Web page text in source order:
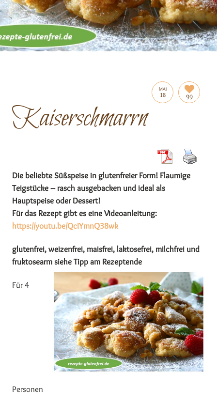
MAI
18 99
Kaiserschmarrn
Die beliebte Süßspeise in glutenfreier Form! Flaumige
Teigstücke – rasch ausgebacken und ideal als
Hauptspeise oder Dessert!
Für das Rezept gibt es eine Videoanleitung:
https://youtu.be/QcIYmnQ38wk
glutenfrei, weizenfrei, maisfrei, laktosefrei, milchfrei und
fruktosearm siehe Tipp am Rezeptende
Für 4
Personen